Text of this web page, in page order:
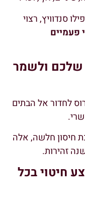
סנדוויץ, רצוי
פעמיים
שלכם ולשמר
לחדור אל הבתים
חיסון חלשה, אלה
זהירות.
חיטוי בכל